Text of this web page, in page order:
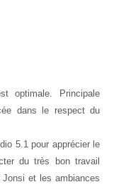
optimale. Principale
dans le respect du
5.1 pour apprécier le
du très bon travail
et les ambiances